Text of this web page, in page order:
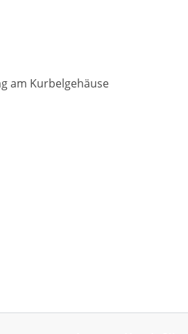
am Kurbelgehäuse